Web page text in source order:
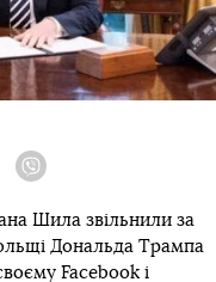
Telegram
Шила звільнили за
Дональда Трампа
Facebook і